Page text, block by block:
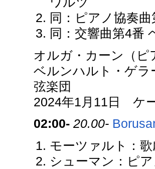
同：ピアノ協奏
同：交響曲第4番
オルガ・カーン（ピ
ベルンハルト・ゲ
弦楽団
2024年1月11日 ケ
02:00- 20.00-
モーツァルト：
シューマン：ピ